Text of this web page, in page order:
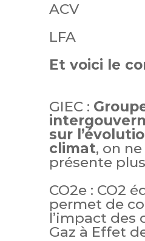
ACV
LFA
Et voici le
GIEC :
sur
climat, on
présente
CO2e : CO2
permet de
l’impact des
Gaz à Effet